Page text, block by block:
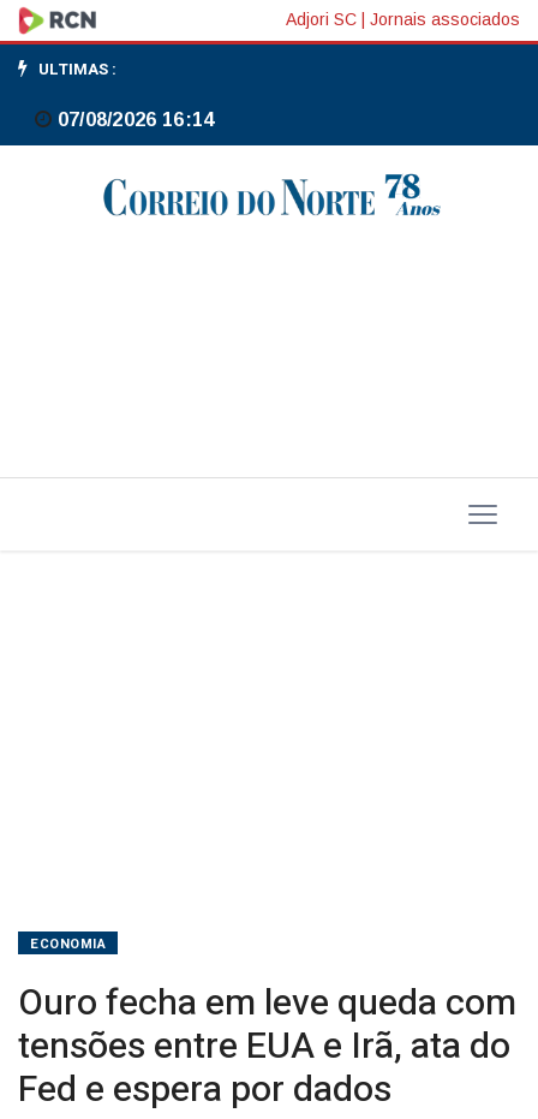
Ouro
fecha
em
queda
e
Adjori SC Jornais associados
ULTIMAS :
07/08/2026 16:14
ECONOMIA
Ouro fecha em leve queda com
tensões entre EUA e Irã, ata do
Fed e espera por dados